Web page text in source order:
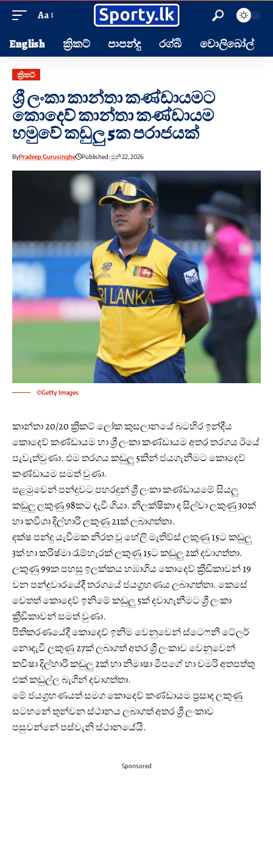
Aa
English ක්‍රිකට් පාපන්දු රග්බි වොලිබෝල්
ක්‍රිකට්
ශ්‍රී ලංකා කාන්තා කණ්ඩායමට
කොදෙව් කාන්තා කණ්ඩායම
හමුවේ කඩුලු 5ක පරාජයක්
ByPradeep Gurusinghe Published: ජූනි 22, 2026
©Getty Images
කාන්තා 20/20 ක්‍රිකට් ලෝක කුසලානයේ බටහිර ඉන්දීය
කොදෙව් කණ්ඩායම හා ශ්‍රී ලංකා කණ්ඩායම අතර තරගය ඊයේ
පැවැත්වුණා. එම තරගය කඩුලු 5කින් ජයගැනීමට කොදෙව්
කණ්ඩායම සමත් වුණා.
පළමුවෙන් පන්දුවට පහරදුන් ශ්‍රී ලංකා කණ්ඩායමේ සියලු
කඩුලු ලකුණු 98කට දැවී ගියා. නිලක්ෂිකා ද සිල්වා ලකුණු 30ක්
හා කවීශා දිල්හාරි ලකුණු 21ක් ලබාගත්තා.
දක්ෂ පන්දු යැවීමක නිරත වූ හේලි මැතිව්ස් ලකුණු 15ට කඩුලු
3ක් හා කරිෂ්මා රැම්හැරක් ලකුණු 15ට කඩුලු 2ක් දවාගත්තා.
ලකුණු 99ක පහසු ඉලක්කය හඹාගිය කොදෙව් ක්‍රීඩිකාවන් 19
වන පන්දුවාරයේදී තරගයේ ජයග්‍රහණය ලබාගත්තා. කෙසේ
වෙතත් කොදෙව් ඉනිමේ කඩුලු 5ක් දවාගැනීමට ශ්‍රී ලංකා
ක්‍රීඩිකාවන් සමත් වුණා.
පිතිකරණයේදී කොදෙව් ඉනිම වෙනුවෙන් ස්ටෙෆනී ටේලර්
නොදැවී ලකුණු 27ක් ලබාගත් අතර ශ්‍රී ලංකාව වෙනුවෙන්
කවීෂා දිල්හාරි කඩුලු 2ක් හා නිමාෂා මීපගේ හා චමරි අතපත්තු
එක් කඩුල්ල බැගින් දවාගත්තා.
මේ ජයග්‍රහණයත් සමග කොදෙව් කණ්ඩායම ප්‍රසාද ලකුණු
සටහනේ තුන්වන ස්ථානය ලබාගත් අතර ශ්‍රී ලංකාව
පසුවන්නේ පස්වැනි ස්ථානයේයි.
Sponsored